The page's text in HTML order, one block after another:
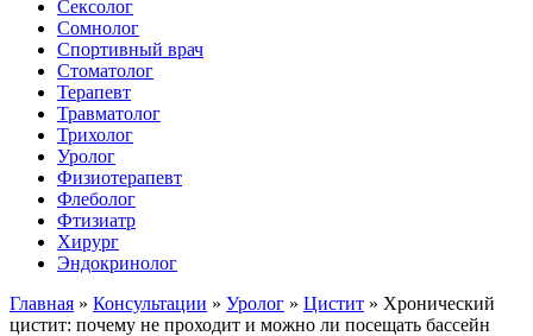
Сексолог
Сомнолог
Спортивный врач
Стоматолог
Терапевт
Травматолог
Трихолог
Уролог
Физиотерапевт
Флеболог
Фтизиатр
Хирург
Эндокринолог
Главная » Консультации » Уролог » Цистит » Хронический
цистит: почему не проходит и можно ли посещать бассейн